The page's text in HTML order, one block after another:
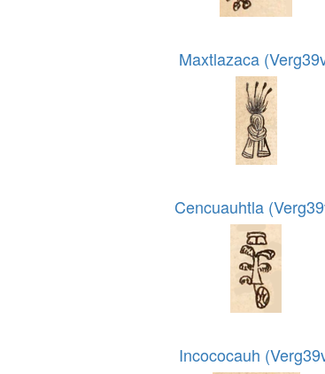
Maxtlazaca
Cencuauhtla
Incococauh